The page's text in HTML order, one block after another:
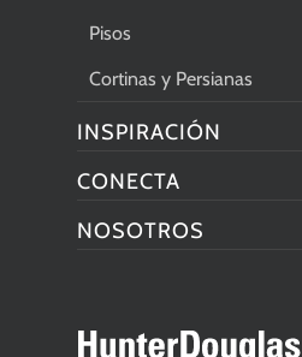
Pisos
Cortinas y Persianas
INSPIRACIÓN
CONECTA
NOSOTROS